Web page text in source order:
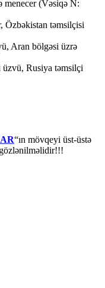
(Vəsiqə N:
Özbəkistan təmsilçisi
Aran bölgəsi üzrə
üzvü, Rusiya təmsilçi
“ın mövqeyi üst-üstə